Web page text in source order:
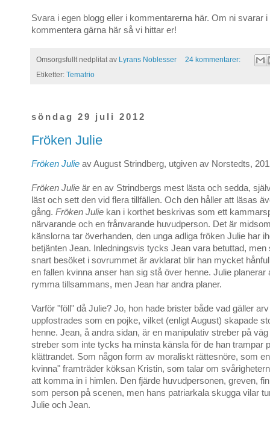
Svara i egen blogg eller i kommentarerna här. Om ni svarar i
kommentera gärna här så vi hittar er!
Omsorgsfullt nedplitat av Lyrans Noblesser
24 kommentarer:
Etiketter: Tematrio
söndag 29 juli 2012
Fröken Julie
Fröken Julie av August Strindberg, utgiven av Norstedts,
Fröken Julie är en av Strindbergs mest lästa och sedda,
läst och sett den vid flera tillfällen. Och den håller att läsas
gång. Fröken Julie kan i korthet beskrivas som ett
närvarande och en frånvarande huvudperson. Det är
känslorna tar överhanden, den unga adliga fröken Julie har
betjänten Jean. Inledningsvis tycks Jean vara betuttad, men
snart besöket i sovrummet är avklarat blir han mycket
en fallen kvinna anser han sig stå över henne. Julie planerar
rymma tillsammans, men Jean har andra planer.
Varför "föll" då Julie? Jo, hon hade brister både vad gäller
uppfostrades som en pojke, vilket (enligt August) skapade
henne. Jean, å andra sidan, är en manipulativ streber på
streber som inte tycks ha minsta känsla för de han trampar
klättrandet. Som någon form av moraliskt rättesnöre, som
kvinna" framträder köksan Kristin, som talar om
att komma in i himlen. Den fjärde huvudpersonen, greven,
som person på scenen, men hans patriarkala skugga vilar
Julie och Jean.